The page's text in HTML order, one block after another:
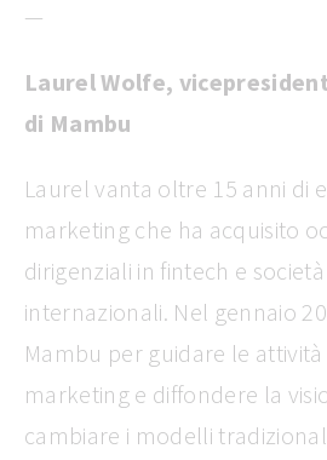
—
Laurel Wolfe,
di Mambu
Laurel vanta oltre 15 anni di
marketing che ha acquisito
dirigenziali in fintech e
internazionali. Nel gennaio
Mambu per guidare le
marketing e diffondere la
cambiare i modelli